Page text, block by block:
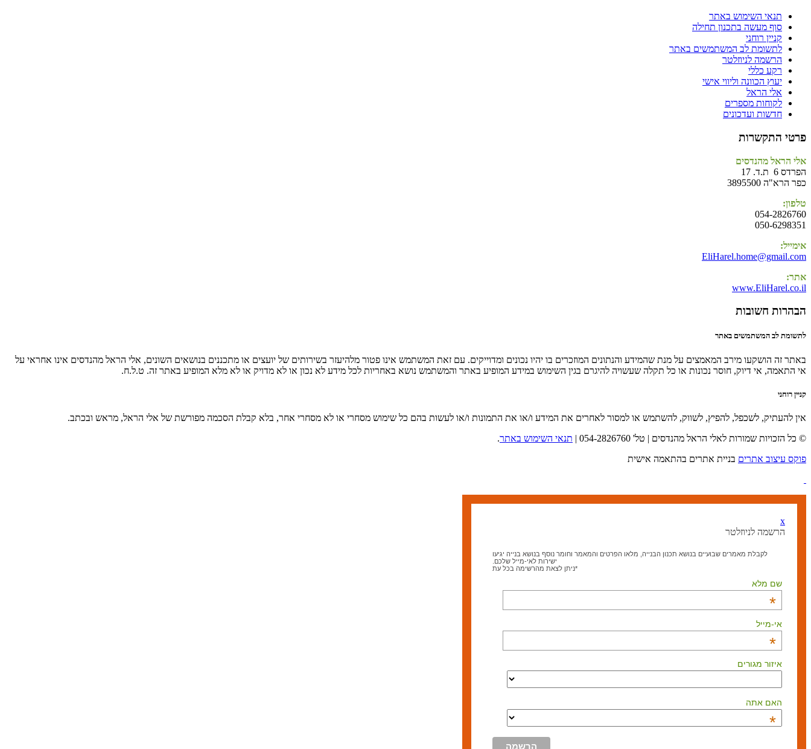
תנאי השימוש באתר
סוף מעשה בתכנון תחילה
קניין רוחני
לתשומת לב המשתמשים באתר
הרשמה לניוזלטר
רקע כללי
יעוץ הכוונה וליווי אישי
אלי הראל
לקוחות מספרים
חדשות ועדכונים
פרטי התקשרות
אלי הראל מהנדסים
הפרדס 6 ת.ד. 17
כפר הרא"ה 3895500
טלפון:
054-2826760
050-6298351
אימייל:
EliHarel.home@gmail.com
אתר:
www.EliHarel.co.il
הבהרות חשובות
לתשומת לב המשתמשים באתר
באתר זה הושקעו מירב המאמצים על מנת שהמידע והנתונים המוזכרים בו יהיו נכונים ומדוייקים. עם זאת המשתמש אינו פטור מלהיעזר בשירותים של יועצים או מתכננים בנושאים השונים, אלי הראל מהנדסים אינו אחראי על
אי התאמה, אי דיוק, חוסר נכונות או כל תקלה שעשויה להיגרם בגין השימוש במידע המופיע באתר והמשתמש נושא באחריות לכל מידע לא נכון או לא מדויק או לא מלא המופיע באתר זה. ט.ל.ח.
קניין רוחני
אין להעתיק, לשכפל, להפיץ, לשווק, להשתמש או למסור לאחרים את המידע ו/או את התמונות ו/או לעשות בהם כל שימוש מסחרי או לא מסחרי אחר, בלא קבלת הסכמה מפורשת של אלי הראל, מראש ובכתב.
© כל הזכויות שמורות לאלי הראל מהנדסים | טל' 054-2826760 |
תנאי השימוש באתר.
פוקס עיצוב אתרים בניית אתרים בהתאמה אישית
x
הרשמה לניוזלטר
לקבלת מאמרים שבועיים בנושא תכנון הבנייה, מלאו הפרטים והמאמר וחומר נוסף בנושא בנייה יגיעו
ישירות לאי-מייל שלכם.
*ניתן לצאת מהרשימה בכל עת
שם מלא
*
אי-מייל
*
איזור מגורים
האם אתה
*